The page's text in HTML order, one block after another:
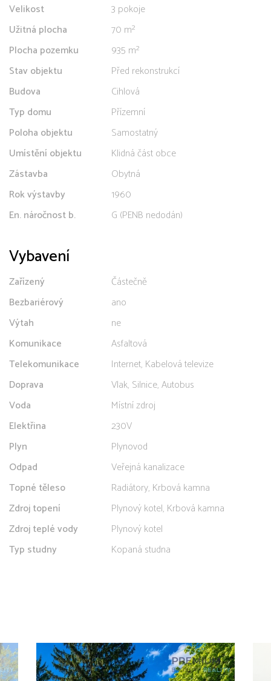
Velikost
3 pokoje
Užitná plocha
70 m²
Plocha pozemku
935 m²
Stav objektu
Před rekonstrukcí
Budova
Cihlová
Typ domu
Přízemní
Poloha objektu
Samostatný
Umístění objektu
Klidná část obce
Zástavba
Obytná
Rok výstavby
1960
En. náročnost b.
G (PENB nedodán)
Vybavení
Zařízený
Částečně
Bezbariérový
ano
Výtah
ne
Komunikace
Asfaltová
Telekomunikace
Internet, Kabelová televize
Doprava
Vlak, Silnice, Autobus
Voda
Místní zdroj
Elektřina
230V
Plyn
Plynovod
Odpad
Veřejná kanalizace
Topné těleso
Radiátory, Krbová kamna
Zdroj topení
Plynový kotel, Krbová kamna
Zdroj teplé vody
Plynový kotel
Typ studny
Kopaná studna